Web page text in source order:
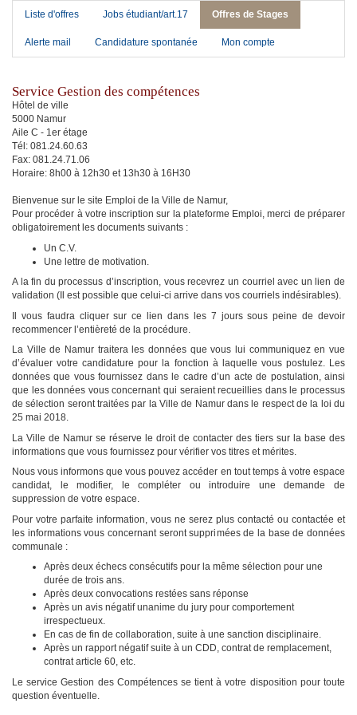
Liste d'offres Jobs étudiant/art.17 Offres de Stages
Alerte mail Candidature spontanée Mon compte
Service Gestion des compétences
Hôtel de ville
5000 Namur
Aile C - 1er étage
Tél: 081.24.60.63
Fax: 081.24.71.06
Horaire: 8h00 à 12h30 et 13h30 à 16H30
Bienvenue sur le site Emploi de la Ville de Namur,
Pour procéder à votre inscription sur la plateforme Emploi, merci de préparer
obligatoirement les documents suivants :
Un C.V.
Une lettre de motivation.
A la fin du processus d’inscription, vous recevrez un courriel avec un lien de
validation (Il est possible que celui-ci arrive dans vos courriels indésirables).
Il vous faudra cliquer sur ce lien dans les 7 jours sous peine de devoir
recommencer l’entièreté de la procédure.
La Ville de Namur traitera les données que vous lui communiquez en vue
d’évaluer votre candidature pour la fonction à laquelle vous postulez. Les
données que vous fournissez dans le cadre d’un acte de postulation, ainsi
que les données vous concernant qui seraient recueillies dans le processus
de sélection seront traitées par la Ville de Namur dans le respect de la loi du
25 mai 2018.
La Ville de Namur se réserve le droit de contacter des tiers sur la base des
informations que vous fournissez pour vérifier vos titres et mérites.
Nous vous informons que vous pouvez accéder en tout temps à votre espace
candidat, le modifier, le compléter ou introduire une demande de
suppression de votre espace.
Pour votre parfaite information, vous ne serez plus contacté ou contactée et
les informations vous concernant seront supprimées de la base de données
communale :
Après deux échecs consécutifs pour la même sélection pour une
durée de trois ans.
Après deux convocations restées sans réponse
Après un avis négatif unanime du jury pour comportement
irrespectueux.
En cas de fin de collaboration, suite à une sanction disciplinaire.
Après un rapport négatif suite à un CDD, contrat de remplacement,
contrat article 60, etc.
Le service Gestion des Compétences se tient à votre disposition pour toute
question éventuelle.